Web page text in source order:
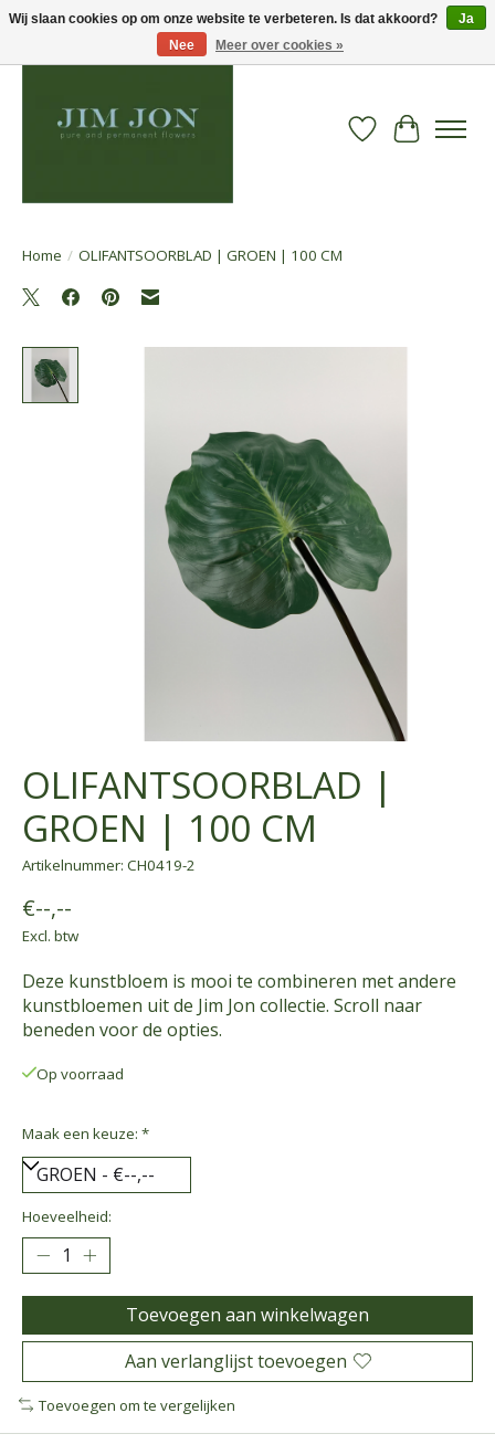
Verlanglijst
Home / OLIFANTSOORBLAD | GROEN | 100 CM
OLIFANTSOORBLAD |
GROEN | 100 CM
Artikelnummer: CH0419-2
€--,--
Excl. btw
Deze kunstbloem is mooi te combineren met andere
kunstbloemen uit de Jim Jon collectie. Scroll naar
beneden voor de opties.
Op voorraad
Maak een keuze: *
Hoeveelheid:
Toevoegen aan winkelwagen
Aan verlanglijst toevoegen
Toevoegen om te vergelijken
Wij slaan cookies op om onze website te verbeteren. Is dat akkoord?
Ja
Nee
Meer over cookies »